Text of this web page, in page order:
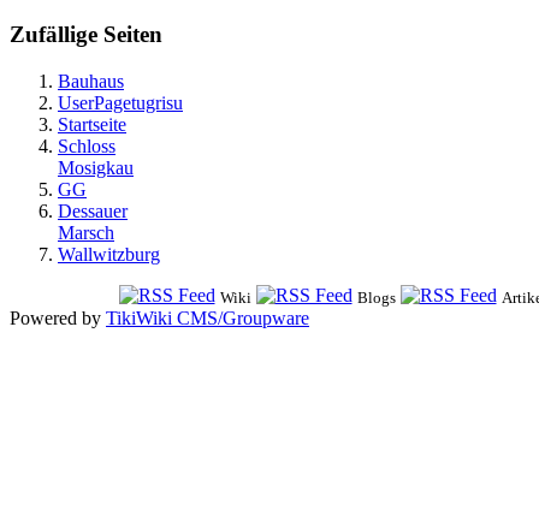
Zufällige Seiten
Bauhaus
UserPagetugrisu
Startseite
Schloss
Mosigkau
GG
Dessauer
Marsch
Wallwitzburg
Wiki Blogs
Powered by TikiWiki CMS/Groupware